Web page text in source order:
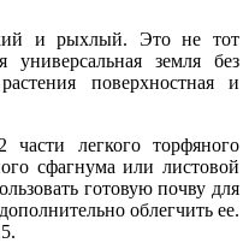
и рыхлый. Это не тот
универсальная земля без
поверхностная и
легкого торфяного
сфагнума или листовой
готовую почву для
облегчить ее.